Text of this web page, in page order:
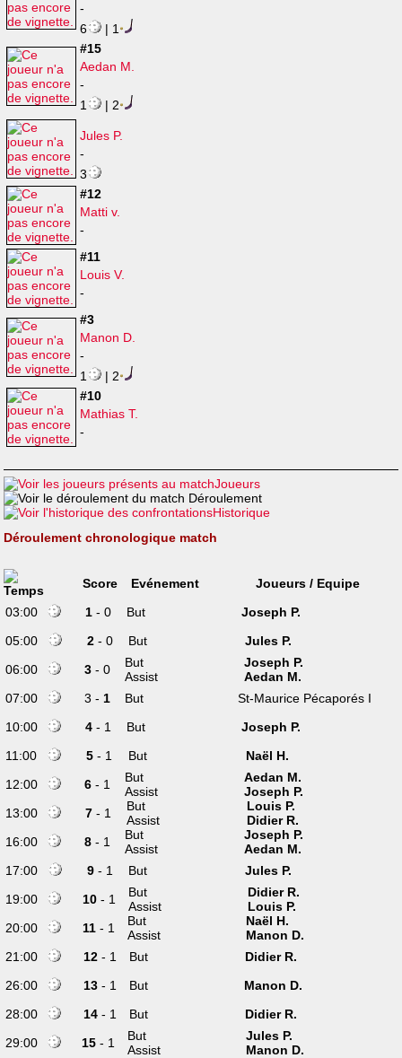
-
6
| 1
#15
Aedan M.
-
1
| 2
Jules P.
-
3
#12
Matti v.
-
#11
Louis V.
-
#3
Manon D.
-
1
| 2
#10
Mathias T.
-
Joueurs
Déroulement
Historique
Déroulement chronologique match
Score Evénement
Joueurs / Equipe
03:00
1 - 0 But
Joseph P.
05:00
2- 0 But
Jules P.
06:00
3- 0 But
Joseph P.
Assist
Aedan M.
07:00
3 - 1 But
St-Maurice Pécaporés I
10:00
4 - 1 But
Joseph P.
11:00
5 - 1 But
Naël H.
12:00
6- 1 But
Aedan M.
Assist
Joseph P.
13:00
7 - 1 But
Louis P.
Assist
Didier R.
16:00
8- 1 But
Joseph P.
Assist
Aedan M.
17:00
9- 1 But
Jules P.
19:00
10 - 1 But
Didier R.
Assist
Louis P.
20:00
11- 1 But
Naël H.
Assist
Manon D.
21:00
12- 1 But
Didier R.
26:00
13- 1 But
Manon D.
28:00
14- 1 But
Didier R.
29:00
15 - 1 But
Jules P.
Assist
Manon D.